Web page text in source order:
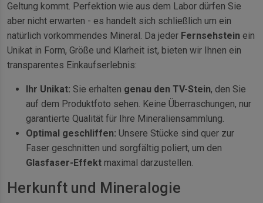
Geltung kommt. Perfektion wie aus dem Labor dürfen Sie
aber nicht erwarten - es handelt sich schließlich um ein
natürlich vorkommendes Mineral. Da jeder Fernsehstein ein
Unikat in Form, Größe und Klarheit ist, bieten wir Ihnen ein
transparentes Einkaufserlebnis:
Ihr Unikat: Sie erhalten genau den TV-Stein, den Sie
auf dem Produktfoto sehen. Keine Überraschungen, nur
garantierte Qualität für Ihre Mineraliensammlung.
Optimal geschliffen: Unsere Stücke sind quer zur
Faser geschnitten und sorgfältig poliert, um den
Glasfaser-Effekt maximal darzustellen.
Herkunft und Mineralogie